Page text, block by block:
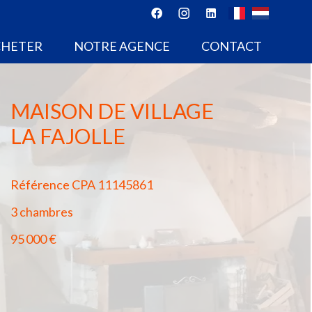
NOTRE AGENCE CONTACT
MAISON DE VILLAGE
LA FAJOLLE
Référence CPA 11145861
3 chambres
95 000 €